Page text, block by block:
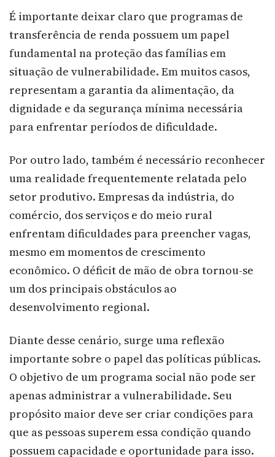
É importante deixar claro que programas de
transferência de renda possuem um papel
fundamental na proteção das famílias em
situação de vulnerabilidade. Em muitos casos,
representam a garantia da alimentação, da
dignidade e da segurança mínima necessária
para enfrentar períodos de dificuldade.
Por outro lado, também é necessário reconhecer
uma realidade frequentemente relatada pelo
setor produtivo. Empresas da indústria, do
comércio, dos serviços e do meio rural
enfrentam dificuldades para preencher vagas,
mesmo em momentos de crescimento
econômico. O déficit de mão de obra tornou-se
um dos principais obstáculos ao
desenvolvimento regional.
Diante desse cenário, surge uma reflexão
importante sobre o papel das políticas públicas.
O objetivo de um programa social não pode ser
apenas administrar a vulnerabilidade. Seu
propósito maior deve ser criar condições para
que as pessoas superem essa condição quando
possuem capacidade e oportunidade para isso.